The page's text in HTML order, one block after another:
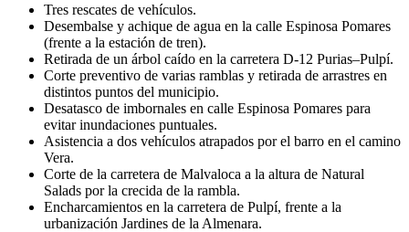
Tres rescates de vehículos.
Desembalse y achique de agua en la calle Espinosa Pomares
(frente a la estación de tren).
Retirada de un árbol caído en la carretera D-12 Purias–Pulpí.
Corte preventivo de varias ramblas y retirada de arrastres en
distintos puntos del municipio.
Desatasco de imbornales en calle Espinosa Pomares para
evitar inundaciones puntuales.
Asistencia a dos vehículos atrapados por el barro en el camino
Vera.
Corte de la carretera de Malvaloca a la altura de Natural
Salads por la crecida de la rambla.
Encharcamientos en la carretera de Pulpí, frente a la
urbanización Jardines de la Almenara.